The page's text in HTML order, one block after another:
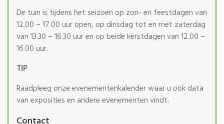
De tuin is tijdens het seizoen op zon- en feestdagen van
12.00 – 17.00 uur open, op dinsdag tot en met zaterdag
van 13.30 – 16.30 uur en op beide kerstdagen van 12.00 –
16.00 uur.
TIP
Raadpleeg onze evenementenkalender waar u ook data
van exposities en andere evenementen vindt.